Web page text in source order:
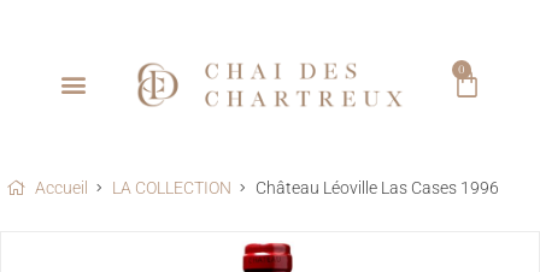
0
Accueil LA COLLECTION Château Léoville Las Cases 1996